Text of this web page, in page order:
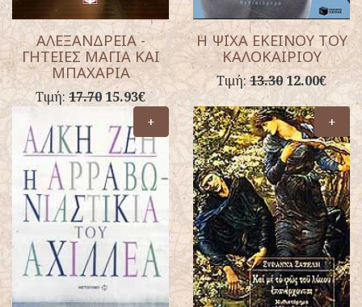
ΑΛΕΞΑΝΔΡΕΙΑ -
ΓΗΤΕΙΕΣ ΜΑΓΙΑ ΚΑΙ
ΜΠΑΧΑΡΙΑ
Τιμή:17.7015.93€
Η ΨΙΧΑ ΕΚΕΙΝΟΥ ΤΟΥ
ΚΑΛΟΚΑΙΡΙΟΥ
Τιμή:13.3012.00€
+ +